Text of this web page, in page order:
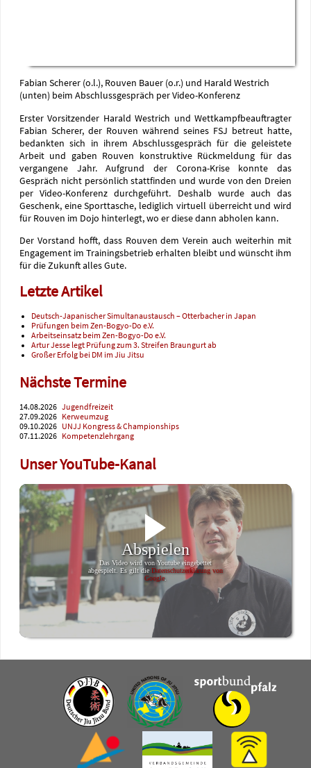
Fabian Scherer (o.l.), Rouven Bauer (o.r.) und Harald Westrich
(unten) beim Abschlussgespräch per Video-Konferenz
Erster Vorsitzender Harald Westrich und Wettkampfbeauftragter
Fabian Scherer, der Rouven während seines FSJ betreut hatte,
bedankten sich in ihrem Abschlussgespräch für die geleistete
Arbeit und gaben Rouven konstruktive Rückmeldung für das
vergangene Jahr. Aufgrund der Corona-Krise konnte das
Gespräch nicht persönlich stattfinden und wurde von den Dreien
per Video-Konferenz durchgeführt. Deshalb wurde auch das
Geschenk, eine Sporttasche, lediglich virtuell überreicht und wird
für Rouven im Dojo hinterlegt, wo er diese dann abholen kann.
Der Vorstand hofft, dass Rouven dem Verein auch weiterhin mit
Engagement im Trainingsbetrieb erhalten bleibt und wünscht ihm
für die Zukunft alles Gute.
Letzte Artikel
Deutsch-Japanischer Simultanaustausch – Otterbacher in Japan
Prüfungen beim Zen-Bogyo-Do e.V.
Arbeitseinsatz beim Zen-Bogyo-Do e.V.
Artur Jesse legt Prüfung zum 3. Streifen Braungurt ab
Großer Erfolg bei DM im Jiu Jitsu
Nächste Termine
14.08.2026 Jugendfreizeit
27.09.2026 Kerweumzug
09.10.2026 UNJJ Kongress & Championships
07.11.2026 Kompetenzlehrgang
Unser YouTube-Kanal